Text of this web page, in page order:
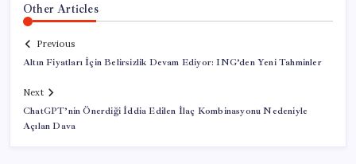
Other Articles
Previous
Altın Fiyatları İçin Belirsizlik Devam Ediyor: ING’den Yeni Tahminler
Next
ChatGPT’nin Önerdiği İddia Edilen İlaç Kombinasyonu Nedeniyle
Açılan Dava